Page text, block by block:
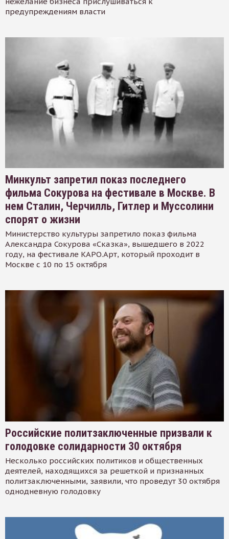
предупреждениям власти
Минкульт запретил показ последнего
фильма Сокурова на фестивале в Москве. В
нем Сталин, Черчилль, Гитлер и Муссолини
спорят о жизни
Министерство культуры запретило показ фильма
Александра Сокурова «Сказка», вышедшего в 2022
году, на фестивале КАРО.Арт, который проходит в
Москве с 10 по 15 октября
Российские политзаключенные призвали к
голодовке солидарности 30 октября
Несколько российских политиков и общественных
деятелей, находящихся за решеткой и признанных
политзаключенными, заявили, что проведут 30 октября
однодневную голодовку